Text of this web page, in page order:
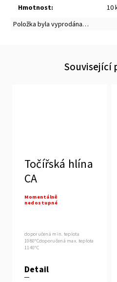
Hmotnost:
10
Položka byla vyprodána…
Související
Točířská hlína
CA
Momentálně
nedostupné
Detail
doporučená min. teplota
1080°Cdoporučená max. teplota
1140°C